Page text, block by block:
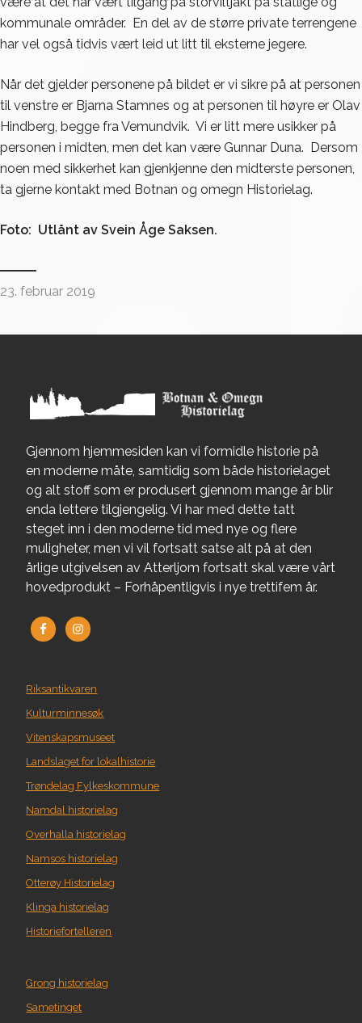
kommunale områder. En del av de større private terrengene
har vel også tidvis vært leid ut litt til eksterne jegere.
Når det gjelder personene på bildet er vi sikre på at personen
til venstre er Bjarna Stamnes og at personen til høyre er Olav
Hindberg, begge fra Vemundvik. Vi er litt mere usikker på
personen i midten, men det kan være Gunnar Duna. Dersom
noen med sikkerhet kan gjenkjenne den midterste personen,
ta gjerne kontakt med Botnan og omegn Historielag.
Foto: Utlånt av Svein Åge Saksen.
23. februar 2019
Gjennom hjemmesiden kan vi formidle historie på
en moderne måte, samtidig som både historielaget
og alt stoff som er produsert gjennom mange år blir
enda lettere tilgjengelig. Vi har med dette tatt
steget inn i den moderne tid med nye og flere
muligheter, men vi vil fortsatt satse alt på at den
årlige utgivelsen av Atterljom fortsatt skal være vårt
hovedprodukt – Forhåpentligvis i nye trettifem år.
Riksantikvaren
Kulturminnesøk
Vitenskapsmuseet
Landslaget for lokalhistorie
Trøndelag Fylkeskommune
Namdal historielag
Overhalla historielag
Namsos historielag
Otterøy Historielag
Klinga historielag
Historiefortelleren
Grong historielag
Sametinget